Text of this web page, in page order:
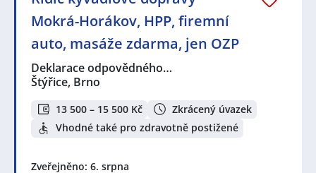
Mokrá-Horákov, HPP, firemní
auto, masáže zdarma, jen OZP
Deklarace odpovědného…
Štýřice, Brno
13 500 – 15 500 Kč
Zkrácený úvazek
Vhodné také pro zdravotně postižené
Zveřejněno: 6. srpna